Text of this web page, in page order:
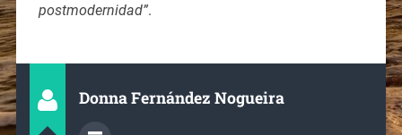
postmodernidad”.
Donna Fernández Nogueira